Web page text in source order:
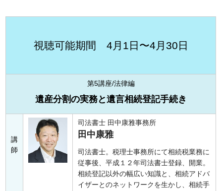
視聴可能期間 4月1日〜4月30日
第5講座/法律編
遺産分割の実務と遺言相続登記手続き
講
師
司法書士 田中康雅事務所
田中康雅
司法書士。税理士事務所にて相続税業務に
従事後、平成１２年司法書士登録、開業。
相続登記以外の幅広い知識と、相続アドバ
イザーとのネットワークを生かし、相続手